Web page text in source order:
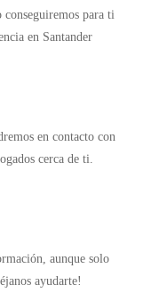
conseguiremos para ti
en Santander
en contacto con
cerca de ti.
aunque solo
ayudarte!